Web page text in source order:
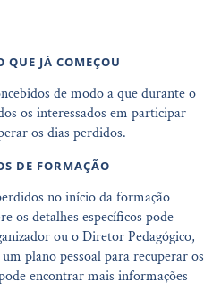
JÁ COMEÇOU
de modo a que durante o
os interessados em participar
os dias perdidos.
DE FORMAÇÃO
no início da formação
os detalhes específicos pode
ou o Diretor Pedagógico,
plano pessoal para recuperar os
encontrar mais informações